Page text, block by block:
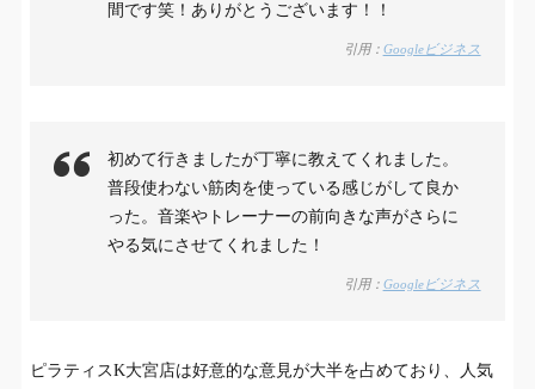
間です笑！ありがとうございます！！
引用： Googleビジネス
初めて行きましたが丁寧に教えてくれました。
普段使わない筋肉を使っている感じがして良か
った。音楽やトレーナーの前向きな声がさらに
やる気にさせてくれました！
引用： Googleビジネス
ピラティスK大宮店は好意的な意見が大半を占めており、人気